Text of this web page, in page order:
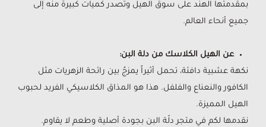
بمقدمتها الهند على سوق الهيل وتصدر كميات كبيرة منه إلى
جميع أنحاء العالم.
عن الهيل الكلاسك من دلة البن:
نكهة عشبية دافئة، تحمل أثيراً يمزجُ بين رائحة الزهريات مثل
الكافور والنعناع والفلفل. هذا هو المذاق الكلاسيكي الفريد لحبوب
الهيل المميزة.
نقدمها لكم في متجر دلّة البن بجودة أصلية وطعم لا يقاوم.